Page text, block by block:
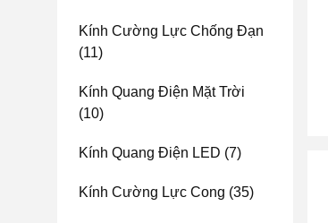
Kính Cường Lực Chống Đạn
(11)
Kính Quang Điện Mặt Trời
(10)
Kính Quang Điện LED (7)
Kính Cường Lực Cong (35)